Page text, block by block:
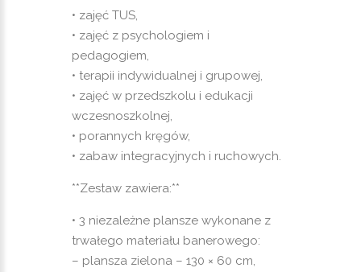
• zajęć TUS,
• zajęć z psychologiem i
pedagogiem,
• terapii indywidualnej i grupowej,
• zajęć w przedszkolu i edukacji
wczesnoszkolnej,
• porannych kręgów,
• zabaw integracyjnych i ruchowych.
**Zestaw zawiera:**
• 3 niezależne plansze wykonane z
trwałego materiału banerowego:
– plansza zielona – 130 × 60 cm,